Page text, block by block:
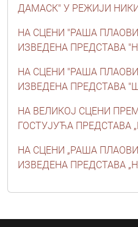
ДАМАСК" У РЕЖИЈИ
НА СЦЕНИ "РАША
ИЗВЕДЕНА ПРЕДСТАВА
НА СЦЕНИ "РАША
ИЗВЕДЕНА ПРЕДСТАВА
НА ВЕЛИКОЈ СЦЕНИ
ГОСТУЈУЋА ПРЕДСТАВА
НА СЦЕНИ „РАША
ИЗВЕДЕНА ПРЕДСТАВА